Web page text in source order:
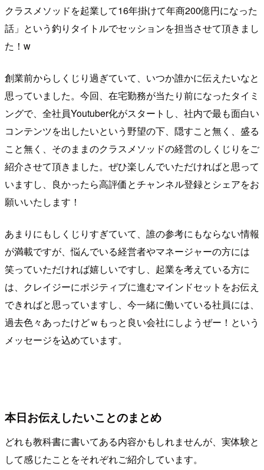
クラスメソッドを 起業して16年掛けて年商200億円になった
話」という釣りタイトルでセッションを担当させて頂きまし
た！w
創業前からしくじり過ぎていて、いつか誰かに伝えたいなと
思っていました。今回、在宅勤務が当たり前になったタイミ
ングで、全社員Youtuber化がスタートし、社内で最も面白い
コンテンツを出したいという野望の下、隠すこと無く、盛る
こと無く、そのままのクラスメソッドの経営のしくじりをご
紹介させて頂きました。ぜひ楽しんでいただければと思って
いますし、良かったら高評価とチャンネル登録とシェアをお
願いいたします！
あまりにもしくじりすぎていて、誰の参考にもならない情報
が満載ですが、悩んでいる経営者やマネージャーの方には
笑っていただければ嬉しいですし、起業を考えている方に
は、クレイジーにポジティブに進むマインドセットをお伝え
できればと思っていますし、今一緒に働いている社員には、
過去色々あったけどｗもっと良い会社にしようぜー！という
メッセージを込めています。
本日お伝えしたいことのまとめ
どれも教科書に書いてある内容かもしれませんが、実体験と
して感じたことをそれぞれご紹介しています。